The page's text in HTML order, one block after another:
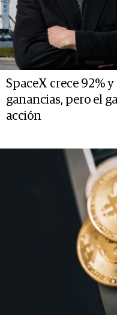
SpaceX crece 92%
ganancias, pero el
acción